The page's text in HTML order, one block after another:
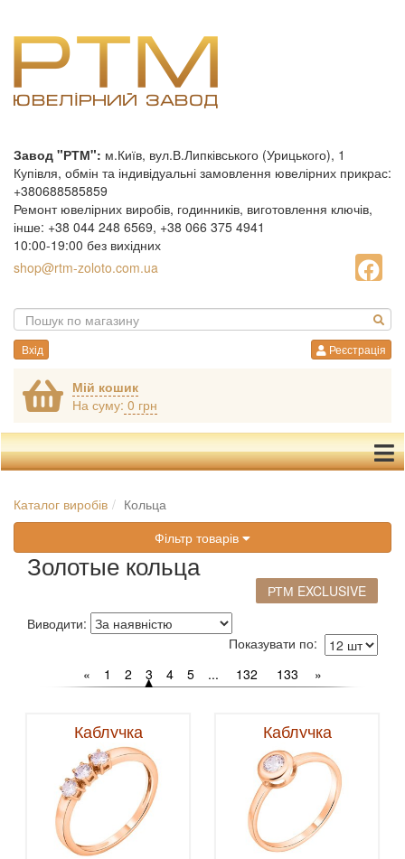
Завод "РТМ": м.Київ, вул.В.Липківського (Урицького), 1
Купівля, обмін та індивідуальні замовлення ювелірних прикрас:
+380688585859
Ремонт ювелірних виробів, годинників, виготовлення ключів,
інше: +38 044 248 6569, +38 066 375 4941
10:00-19:00 без вихідних
shop@rtm-zoloto.com.ua
Вхід Реєстрація
Мій кошик
На суму: 0 грн
Каталог виробів
Кольца
Фільтр товарів
Золотые кольца
РТМ EXCLUSIVE
Виводити:
Показувати по:
«
1 2 3 4 5 ... 132 133 »
Каблучка Каблучка